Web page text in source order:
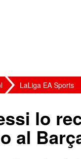
LaLiga EA Sports
lo
al